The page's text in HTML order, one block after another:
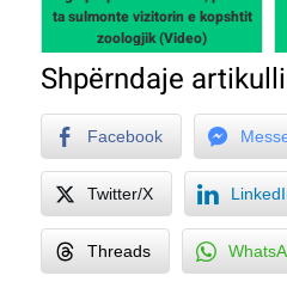
ta sulmonte vizitorin e kopshtit
zoologjik (Video)
Shpërndaje
Facebook
Twitter/X
Threads